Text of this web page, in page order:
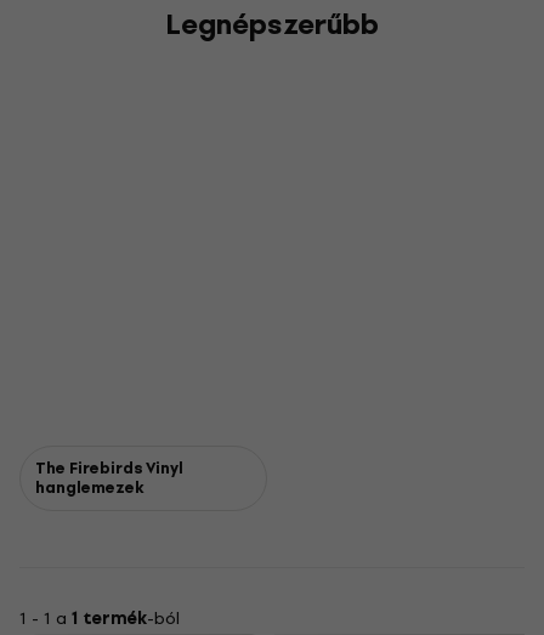
Legnépszerűbb
The Firebirds Vinyl
hanglemezek
1 - 1 a 1 termék-ból